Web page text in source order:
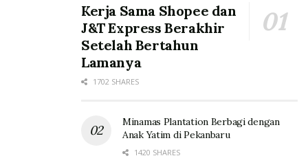
Kerja Sama Shopee dan
J&T Express Berakhir
Setelah Bertahun
Lamanya
1702 SHARES
Minamas Plantation Berbagi dengan
Anak Yatim di Pekanbaru
1420 SHARES